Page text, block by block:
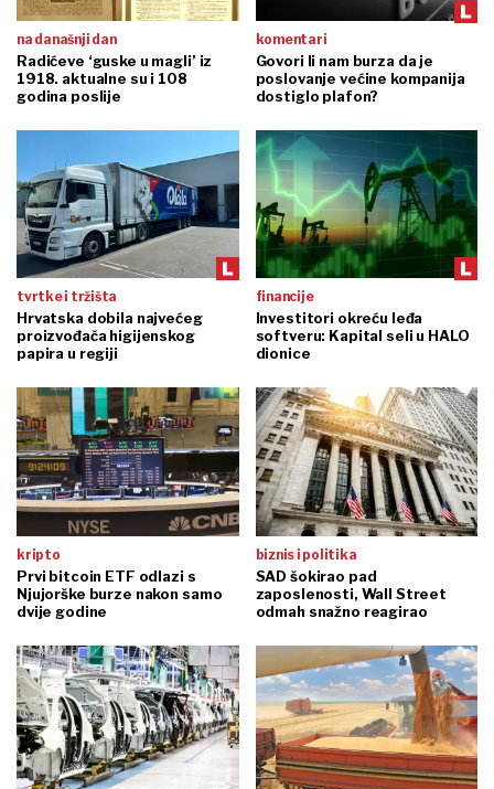
na današnji dan
Radićeve ‘guske u magli’ iz
1918. aktualne su i 108
godina poslije
komentari
Govori li nam burza da je
poslovanje većine kompanija
dostiglo plafon?
tvrtke i tržišta
Hrvatska dobila najvećeg
proizvođača higijenskog
papira u regiji
financije
Investitori okreću leđa
softveru: Kapital seli u HALO
dionice
kripto
Prvi bitcoin ETF odlazi s
Njujorške burze nakon samo
dvije godine
biznis i politika
SAD šokirao pad
zaposlenosti, Wall Street
odmah snažno reagirao